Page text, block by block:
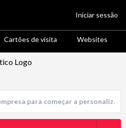
Cartões de visita Websites
Iniciar sessão